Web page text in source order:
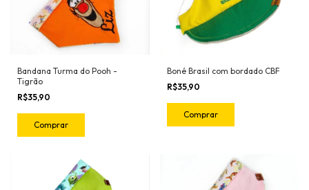
Bandana Turma do Pooh -
Tigrão
R$35,90
Comprar
Boné Brasil com bordado CBF
R$35,90
Comprar